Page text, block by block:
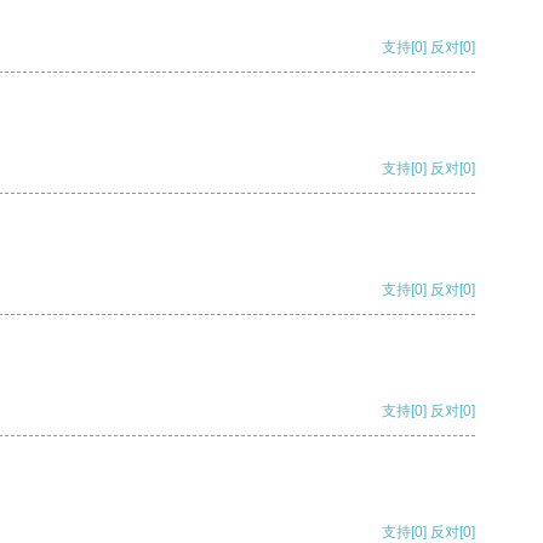
支持[0] 反对[0]
支持[0] 反对[0]
支持[0] 反对[0]
支持[0] 反对[0]
支持[0] 反对[0]